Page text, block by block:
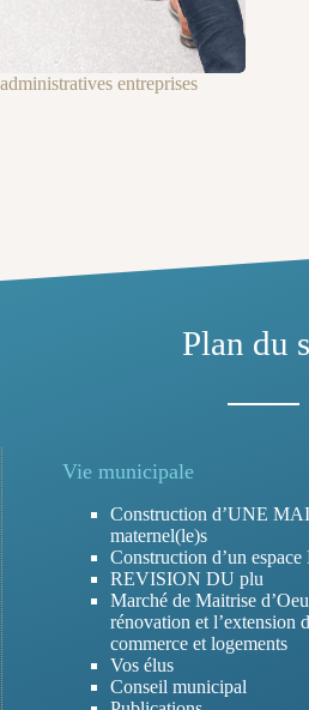
entreprises
Plan du
Vie municipale
Construction d’UNE
maternel(le)s
Construction d’un
REVISION DU plu
Marché de Maitrise
rénovation et l’extension
commerce et logements
Vos élus
Conseil municipal